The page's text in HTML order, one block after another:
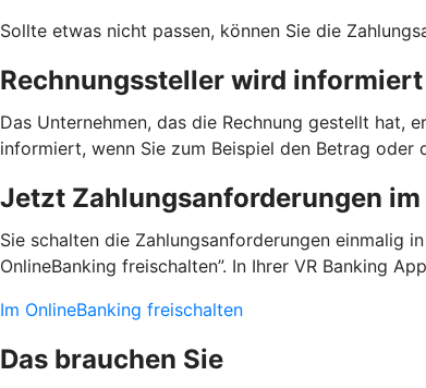
Sollte etwas nicht passen, können Sie die
Rechnungssteller wird informiert
Das Unternehmen, das die Rechnung gestellt hat,
informiert, wenn Sie zum Beispiel den Betrag
Jetzt Zahlungsanforderungen
Sie schalten die Zahlungsanforderungen einmalig
OnlineBanking freischalten”. In Ihrer VR Banking
Im OnlineBanking freischalten
Das brauchen Sie